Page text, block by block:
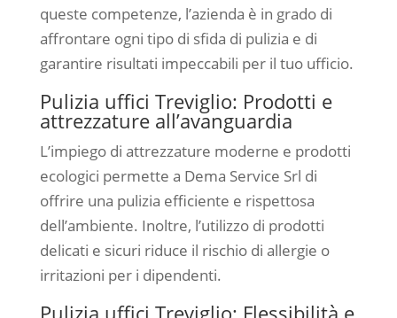
queste competenze, l’azienda è in grado di
affrontare ogni tipo di sfida di pulizia e di
garantire risultati impeccabili per il tuo ufficio.
Pulizia uffici Treviglio: Prodotti e
attrezzature all’avanguardia
L’impiego di attrezzature moderne e prodotti
ecologici permette a Dema Service Srl di
offrire una pulizia efficiente e rispettosa
dell’ambiente. Inoltre, l’utilizzo di prodotti
delicati e sicuri riduce il rischio di allergie o
irritazioni per i dipendenti.
Pulizia uffici Treviglio: Flessibilità e